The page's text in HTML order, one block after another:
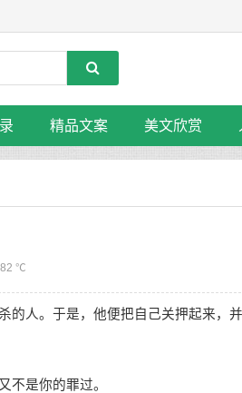
精品文案 美文欣赏
℃
人。于是，他便把自己关押起来，并
是你的罪过。